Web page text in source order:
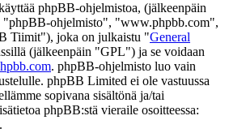
phpBB-ohjelmistoa, (jälkeenpäin
ohjelmisto", "www.phpbb.com",
Tiimit"), joka on julkaistu "General
(jälkeenpäin "GPL") ja se voidaan
. phpBB-ohjelmisto luo vain
phpBB Limited ei ole vastuussa
sopivana sisältönä ja/tai
phpBB:stä vieraile osoitteessa:
.